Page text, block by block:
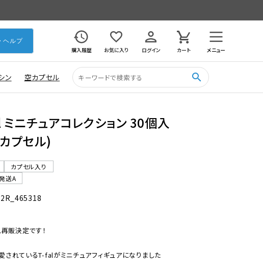
ヘルプ
購入履歴
お気に入り ログイン カート メニュー
ン 空カプセル search
ニチュアコレクション 30個入
プセル)
カプセル入り
送A
2R_465318
販決定です！
されているT-falがミニチュアフィギュアになりました